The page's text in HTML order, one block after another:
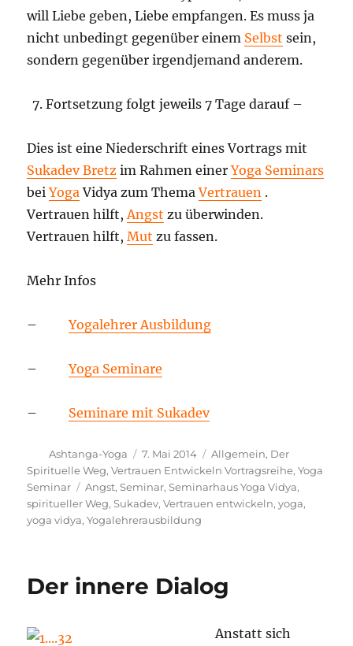
will Liebe geben, Liebe empfangen. Es muss ja
nicht unbedingt gegenüber einem Selbst sein,
sondern gegenüber irgendjemand anderem.
Fortsetzung folgt jeweils 7 Tage darauf –
Dies ist eine Niederschrift eines Vortrags mit
Sukadev Bretz im Rahmen einerYoga Seminars
beiYogaVidya zum ThemaVertrauen .
Vertrauen hilft,Angst zu überwinden.
Vertrauen hilft,Mut zu fassen.
Mehr Infos
–Yogalehrer Ausbildung
–Yoga Seminare
– Seminare mit Sukadev
Autor
Ashtanga-Yoga
Veröffentlicht
am
7. Mai 2014 Kategorien
Allgemein, Der
Spirituelle Weg,Vertrauen Entwickeln Vortragsreihe,Yoga
Seminar
Schlagwörter
Angst,Seminar,Seminarhaus Yoga Vidya,
spiritueller Weg,Sukadev,Vertrauen entwickeln,yoga,
yoga vidya,Yogalehrerausbildung
Der innere Dialog
Anstatt sich